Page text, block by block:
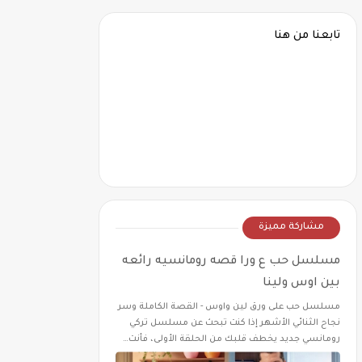
تابعنا من هنا
مشاركة مميزة
مسلسل حب ع ورا قصه رومانسيه رائعه
بين اوس ولينا
مسلسل حب على ورق لين واوس - القصة الكاملة وسر
نجاح الثنائي الأشهر إذا كنت تبحث عن مسلسل تركي
رومانسي جديد يخطف قلبك من الحلقة الأولى، فأنت…